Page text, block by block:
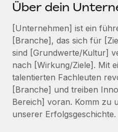
Tools
DIENSTLEISTUNGEN
Frag unsere Expert:innen
Hilfe von Expert:innen für
Background-Checks
Einfacheres
Entdecke die
Remote Build
Beratung zu Integrationen
FALLSTUDIEN
Events
Newsroom
Informationen zu
Insights Center
Hol dir Unterstützung
Alle Ressourcen anzeigen
Über dein
[Unternehmen] ist ein
[Branche], das sich für
sind [Grundwerte/Kultur]
nach [Wirkung/Ziele]. Mit
talentierten Fachleuten
[Branche] und treiben
Bereich] voran. Komm zu
unserer Erfolgsgeschichte.